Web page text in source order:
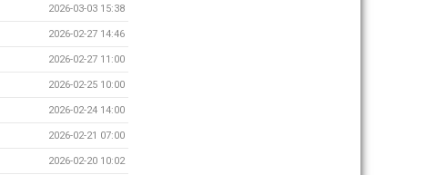
2026-03-03 15:38
2026-02-27 14:46
2026-02-27 11:00
2026-02-25 10:00
2026-02-24 14:00
2026-02-21 07:00
2026-02-20 10:02